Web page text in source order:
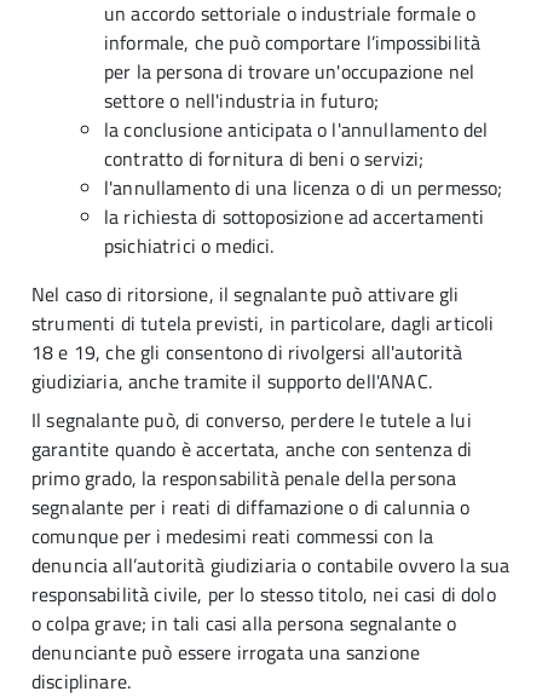
un accordo settoriale o industriale formale o
informale, che può comportare l’impossibilità
per la persona di trovare un'occupazione nel
settore o nell'industria in futuro;
la conclusione anticipata o l'annullamento del
contratto di fornitura di beni o servizi;
l'annullamento di una licenza o di un permesso;
la richiesta di sottoposizione ad accertamenti
psichiatrici o medici.
Nel caso di ritorsione, il segnalante può attivare gli
strumenti di tutela previsti, in particolare, dagli articoli
18 e 19, che gli consentono di rivolgersi all'autorità
giudiziaria, anche tramite il supporto dell'ANAC.
Il segnalante può, di converso, perdere le tutele a lui
garantite quando è accertata, anche con sentenza di
primo grado, la responsabilità penale della persona
segnalante per i reati di diffamazione o di calunnia o
comunque per i medesimi reati commessi con la
denuncia all’autorità giudiziaria o contabile ovvero la sua
responsabilità civile, per lo stesso titolo, nei casi di dolo
o colpa grave; in tali casi alla persona segnalante o
denunciante può essere irrogata una sanzione
disciplinare.